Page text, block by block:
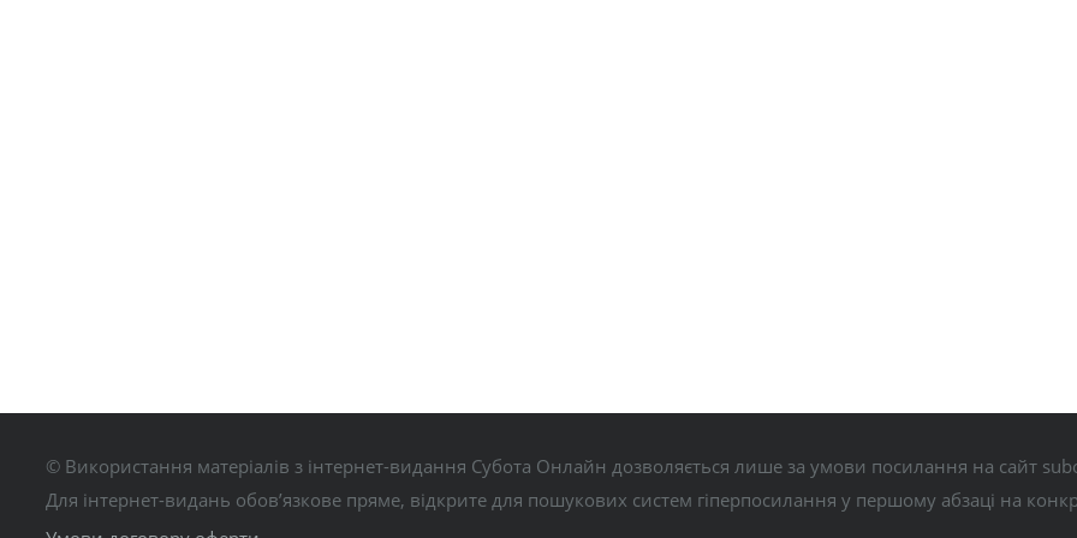
© Використання матеріалів з інтернет-видання Субота Онлайн дозволяється лише за умови посилання на сайт
Для інтернет-видань обов’язкове пряме, відкрите для пошукових систем гіперпосилання у першому абзаці на